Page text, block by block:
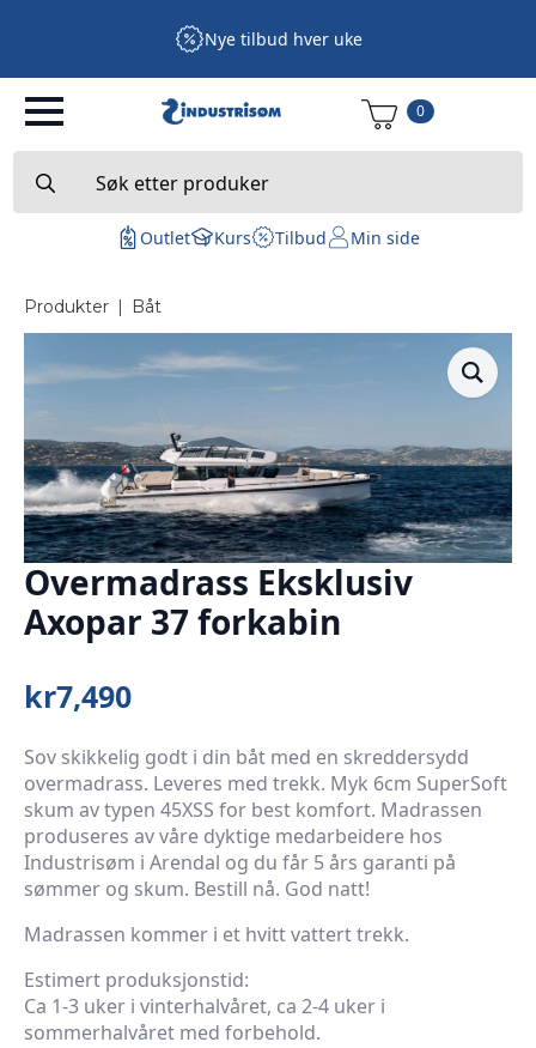
Nye tilbud hver uke
0
for:
Outlet Kurs Tilbud Min side
Produkter | Båt
Overmadrass Eksklusiv
Axopar 37 forkabin
kr7,490
Sov skikkelig godt i din båt med en skreddersydd
overmadrass. Leveres med trekk. Myk 6cm SuperSoft
skum av typen 45XSS for best komfort. Madrassen
produseres av våre dyktige medarbeidere hos
Industrisøm i Arendal og du får 5 års garanti på
sømmer og skum. Bestill nå. God natt!
Madrassen kommer i et hvitt vattert trekk.
Estimert produksjonstid:
Ca 1-3 uker i vinterhalvåret, ca 2-4 uker i
sommerhalvåret med forbehold.